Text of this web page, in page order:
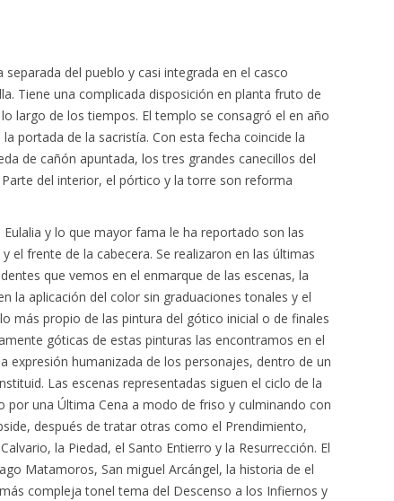
separada del pueblo y casi integrada en el casco
Tiene una complicada disposición en planta fruto de
largo de los tiempos. El templo se consagró el en año
portada de la sacristía. Con esta fecha coincide la
de cañón apuntada, los tres grandes canecillos del
del interior, el pórtico y la torre son reforma
y lo que mayor fama le ha reportado son las
el frente de la cabecera. Se realizaron en las últimas
que vemos en el enmarque de las escenas, la
la aplicación del color sin graduaciones tonales y el
más propio de las pintura del gótico inicial o de finales
góticas de estas pinturas las encontramos en el
expresión humanizada de los personajes, dentro de un
Las escenas representadas siguen el ciclo de la
por una Última Cena a modo de friso y culminando con
después de tratar otras como el Prendimiento,
la Piedad, el Santo Entierro y la Resurrección. El
Matamoros, San miguel Arcángel, la historia de el
compleja tonel tema del Descenso a los Infiernos y